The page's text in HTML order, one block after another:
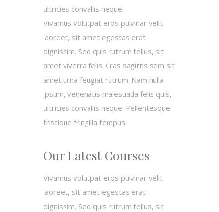
ultricies convallis neque.
Vivamus volutpat eros pulvinar velit
laoreet, sit amet egestas erat
dignissim. Sed quis rutrum tellus, sit
amet viverra felis. Cras sagittis sem sit
amet urna feugiat rutrum. Nam nulla
ipsum, venenatis malesuada felis quis,
ultricies convallis neque. Pellentesque
tristique fringilla tempus.
Our Latest Courses
Vivamus volutpat eros pulvinar velit
laoreet, sit amet egestas erat
dignissim. Sed quis rutrum tellus, sit